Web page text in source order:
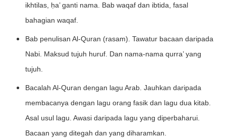
ikhtilas, ḥa’ ganti nama. Bab waqaf dan ibtida, fasal
bahagian waqaf.
Bab penulisan Al-Quran (rasam). Tawatur bacaan daripada
Nabi. Maksud tujuh huruf. Dan nama-nama qurra’ yang
tujuh.
Bacalah Al-Quran dengan lagu Arab. Jauhkan daripada
membacanya dengan lagu orang fasik dan lagu dua kitab.
Asal usul lagu. Awasi daripada lagu yang diperbaharui.
Bacaan yang ditegah dan yang diharamkan.